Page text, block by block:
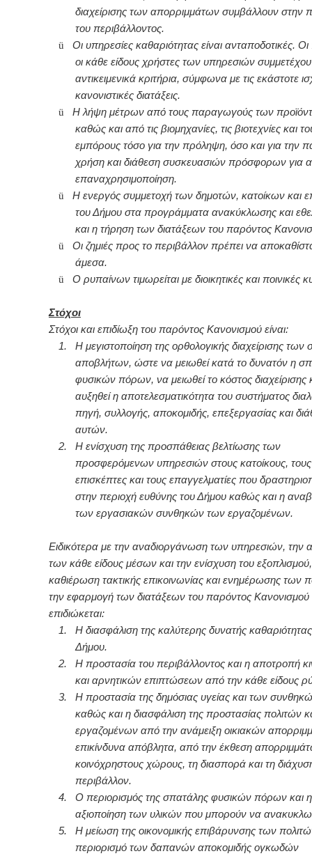
διαχείρισης των απορριμμάτων συμβάλλουν στην
του περιβάλλοντος.
ü
Οι υπηρεσίες καθαριότητας είναι ανταποδοτικές. Οι
οι κάθε είδους χρήστες των υπηρεσιών
αντικειμενικά κριτήρια, σύμφωνα με τις εκάστοτε
κανονιστικές διατάξεις.
ü
Η λήψη μέτρων από τους παραγωγούς των
καθώς και από τις βιομηχανίες, τις βιοτεχνίες και
εμπόρους τόσο για την πρόληψη, όσο και για την
χρήση και διάθεση συσκευασιών πρόσφορων για
επαναχρησιμοποίηση.
ü
Η ενεργός συμμετοχή των δημοτών, κατοίκων και
του Δήμου στα προγράμματα ανακύκλωσης και
και η τήρηση των διατάξεων του παρόντος
ü
Οι ζημιές προς το περιβάλλον πρέπει να
άμεσα.
ü
Ο ρυπαίνων τιμωρείται με διοικητικές και ποινικές
Στόχοι
Στόχοι και επιδίωξη του παρόντος Κανονισμού είναι:
1.
Η μεγιστοποίηση της ορθολογικής διαχείρισης των
αποβλήτων, ώστε να μειωθεί κατά το δυνατόν η
φυσικών πόρων, να μειωθεί το κόστος διαχείρισης
αυξηθεί η αποτελεσματικότητα του συστήματος
πηγή, συλλογής, αποκομιδής, επεξεργασίας και
αυτών.
2.
Η ενίσχυση της προσπάθειας βελτίωσης των
προσφερόμενων υπηρεσιών στους κατοίκους, τους
επισκέπτες και τους επαγγελματίες που
στην περιοχή ευθύνης του Δήμου καθώς και η
των εργασιακών συνθηκών των εργαζομένων.
Ειδικότερα με την αναδιοργάνωση των υπηρεσιών, την
των κάθε είδους μέσων και την ενίσχυση του
καθιέρωση τακτικής επικοινωνίας και ενημέρωσης των
την εφαρμογή των διατάξεων του παρόντος Κανονισμού
επιδιώκεται:
1.
Η διασφάλιση της καλύτερης δυνατής
Δήμου.
2.
Η προστασία του περιβάλλοντος και η αποτροπή
και αρνητικών επιπτώσεων από την κάθε είδους
3.
Η προστασία της δημόσιας υγείας και των
καθώς και η διασφάλιση της προστασίας πολιτών
εργαζομένων από την ανάμειξη οικιακών
επικίνδυνα απόβλητα, από την έκθεση
κοινόχρηστους χώρους, τη διασπορά και τη
περιβάλλον.
4.
Ο περιορισμός της σπατάλης φυσικών πόρων και η
αξιοποίηση των υλικών που μπορούν να
5.
Η μείωση της οικονομικής επιβάρυνσης των
περιορισμό των δαπανών αποκομιδής ογκωδών